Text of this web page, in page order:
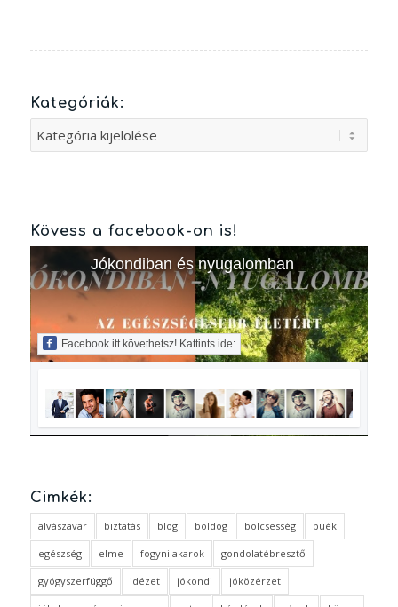
Kategóriák:
Kategóriák:
Kövess a facebook-on is!
Jókondiban és nyugalomban
Facebook itt követhetsz! Kattints ide:
Cimkék:
alvászavar biztatás blog boldog bölcsesség búék
egészség elme fogyni akarok gondolatébresztő
gyógyszerfüggő idézet jókondi jóközérzet